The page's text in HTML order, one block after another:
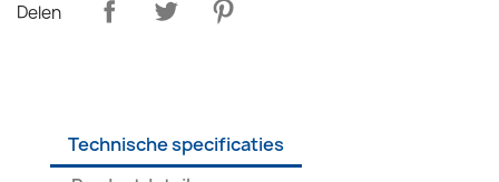
Delen
Technische specificaties